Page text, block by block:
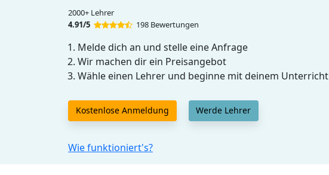
2000+ Lehrer
4.91/5
198 Bewertungen
Melde dich an und stelle eine Anfrage
Wir machen dir ein Preisangebot
Wähle einen Lehrer und beginne mit deinem Unterricht
Kostenlose Anmeldung Werde Lehrer
Wie funktioniert's?